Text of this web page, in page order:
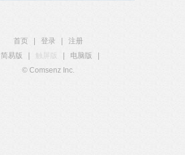
首页 登录
注册
简易版
触屏版 电脑版
© Comsenz Inc.